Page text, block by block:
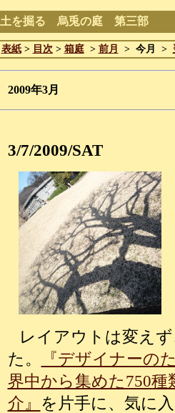
土を掘る 烏兎の庭 第三部
表紙> 目次 > 箱庭> 前月 > 今月 >
2009年3月
3/7/2009/SAT
レイアウトは変え
た。
『デザイナー
界中から集めた750
介』 を片手に、気に